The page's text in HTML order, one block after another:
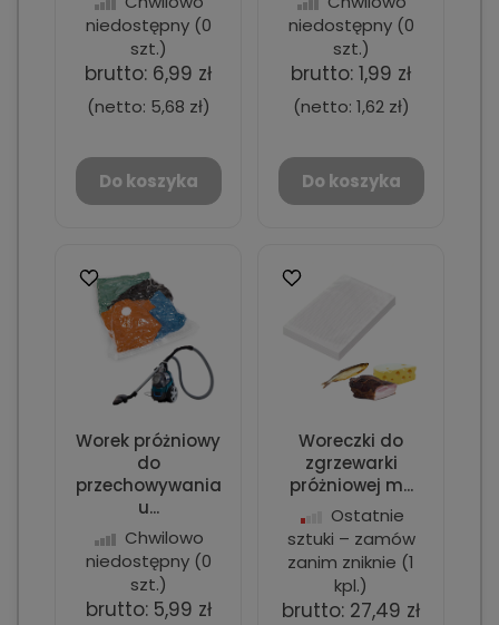
niedostępny(0
szt.)
brutto: 6,99 zł
(netto: 5,68 zł)
Do koszyka
niedostępny(0
szt.)
brutto: 1,99 zł
(netto: 1,62 zł)
Do koszyka
Worek próżniowy
do
przechowywania
u...
Chwilowo
niedostępny(0
szt.)
brutto: 5,99 zł
Woreczki do
zgrzewarki
próżniowej m...
Ostatnie
sztuki – zamów
zanim zniknie (1
kpl.)
brutto: 27,49 zł